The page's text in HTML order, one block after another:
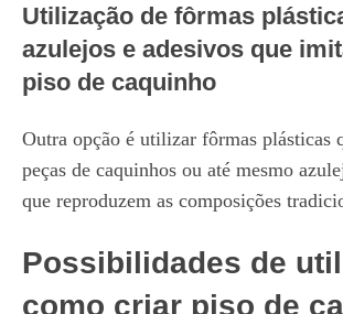
Utilização de fôrmas
azulejos e adesivos que
piso de caquinho
Outra opção é utilizar fôrmas plásticas
peças de caquinhos ou até mesmo
que reproduzem as composições
Possibilidades de
como criar piso de